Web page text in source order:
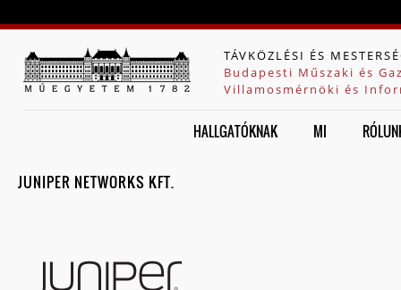
TÁVKÖZLÉSI ÉS
Budapesti Műszaki és
Villamosmérnöki és
HALLGATÓKNAK MI
JUNIPER NETWORKS KFT.